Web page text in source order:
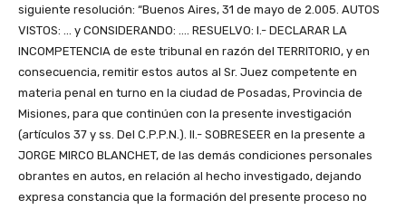
siguiente resolución: “Buenos Aires, 31 de mayo de 2.005. AUTOS
VISTOS: … y CONSIDERANDO: …. RESUELVO: I.- DECLARAR LA
INCOMPETENCIA de este tribunal en razón del TERRITORIO, y en
consecuencia, remitir estos autos al Sr. Juez competente en
materia penal en turno en la ciudad de Posadas, Provincia de
Misiones, para que continúen con la presente investigación
(artículos 37 y ss. Del C.P.P.N.). II.- SOBRESEER en la presente a
JORGE MIRCO BLANCHET, de las demás condiciones personales
obrantes en autos, en relación al hecho investigado, dejando
expresa constancia que la formación del presente proceso no